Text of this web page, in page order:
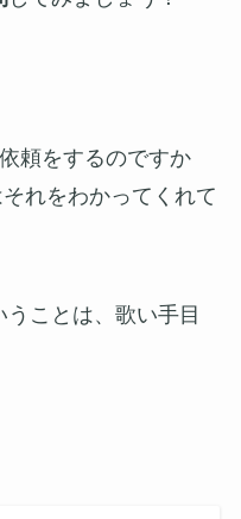
頼をするのですか
れをわかってくれて
ことは、歌い手目